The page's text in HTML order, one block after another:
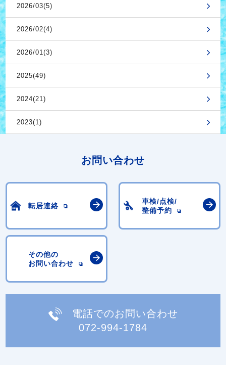
2026/03(5)
2026/02(4)
2026/01(3)
2025(49)
2024(21)
2023(1)
お問い合わせ
転居連絡
車検/点検/
整備予約
その他の
お問い合わせ
電話でのお問い合わせ
072-994-1784